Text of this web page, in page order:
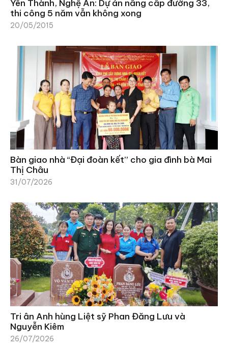
Yên Thành, Nghệ An: Dự án nâng cấp đường 33,
thi công 5 năm vẫn không xong
20/05/2015
Bàn giao nhà “Đại đoàn kết” cho gia đình bà Mai
Thị Châu
31/07/2026
Tri ân Anh hùng Liệt sỹ Phan Đăng Lưu và
Nguyễn Kiêm
26/07/2026